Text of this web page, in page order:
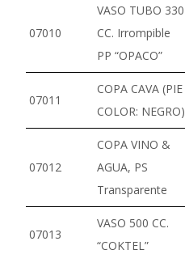
07010
VASO TUBO 330
CC. Irrompible
PP “OPACO”
07011
COPA CAVA (PIE
COLOR: NEGRO)
07012
COPA VINO &
AGUA, PS
Transparente
07013
VASO 500 CC.
“COKTEL”